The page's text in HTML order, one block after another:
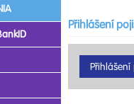
Přihlášení